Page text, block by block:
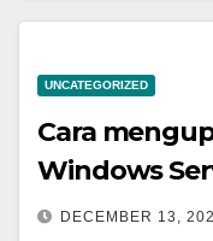
UNCATEGORIZED
Cara
Windows
DECEMBER 13,